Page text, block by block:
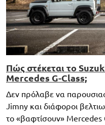
Πώς στέκεται το
Mercedes G-Class;
Δεν πρόλαβε να
Jimny και διάφοροι
το «βαφτίσουν» Mercedes